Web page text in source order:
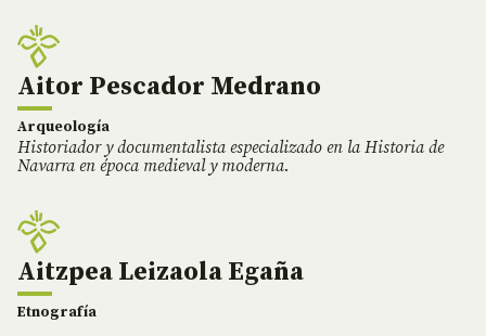
Aitor Pescador Medrano
Arqueología
Historiador y documentalista especializado en la Historia de
Navarra en época medieval y moderna.
Aitzpea Leizaola Egaña
Etnografía